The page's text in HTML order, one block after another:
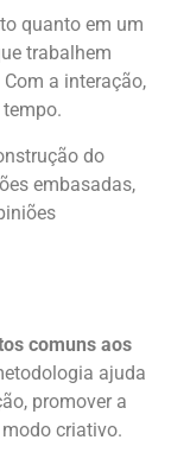
quanto em um
trabalhem
a interação,
do
embasadas,
comuns aos
ajuda
promover a
criativo.